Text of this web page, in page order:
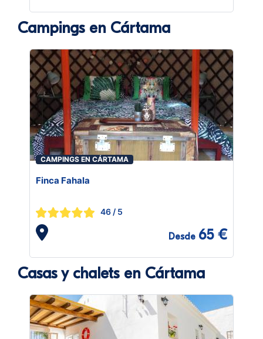
Campings en Cártama
CAMPINGS EN CÁRTAMA
Finca Fahala
46 / 5
Desde 65 €
Casas y chalets en Cártama